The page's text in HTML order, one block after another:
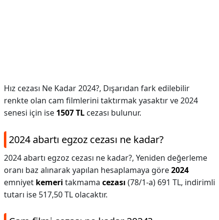
Hız cezası Ne Kadar 2024?, Dışarıdan fark edilebilir
renkte olan cam filmlerini taktırmak yasaktır ve 2024
senesi için ise 1507 TL cezası bulunur.
2024 abartı egzoz cezası ne kadar?
2024 abartı egzoz cezası ne kadar?, Yeniden değerleme
oranı baz alınarak yapılan hesaplamaya göre2024
emniyet kemeri takmama cezası (78/1-a) 691 TL, indirimli
tutarı ise 517,50 TL olacaktır.